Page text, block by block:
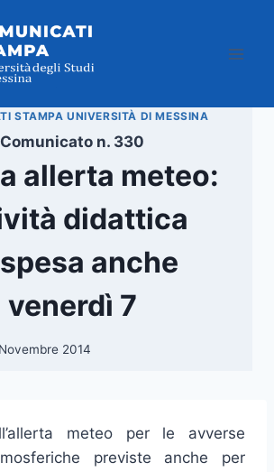
STAMPA UNIVERSITÀ DI MESSINA
Comunicato n. 330
allerta meteo:
didattica
anche
venerdì 7
2014
meteo per le avverse
previste anche per